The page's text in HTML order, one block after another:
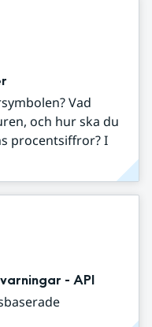
Vad
och hur ska du
procentsiffror? I
- API